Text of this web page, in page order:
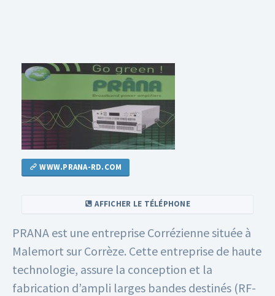
WWW.PRANA-RD.COM
AFFICHER LE TÉLÉPHONE
PRANA est une entreprise Corrézienne située à
Malemort sur Corrèze. Cette entreprise de haute
technologie, assure la conception et la
fabrication d’ampli larges bandes destinés (RF-